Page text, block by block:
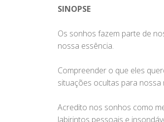
SINOPSE
Os sonhos fazem parte de
nossa essência.
Compreender o que eles
situações ocultas para nossa
Acredito nos sonhos como
labirintos pessoais e